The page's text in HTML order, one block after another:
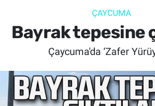
ÇAYCUMA
Bayrak tepesine
Çaycuma'da ‘Zafer
SPOR
SAĞLIK